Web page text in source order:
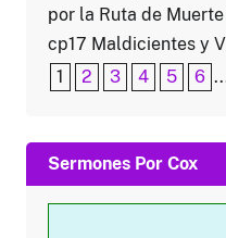
por la Ruta de
cp17 Maldicientes y
1
2 3 4 5 6
Sermones Por Cox